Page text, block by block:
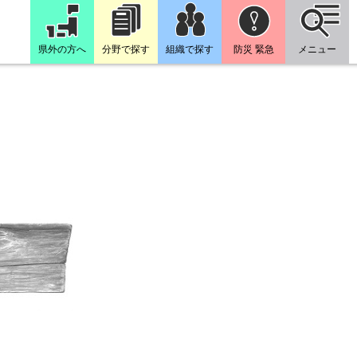
県外の方へ 分野で探す 組織で探す 防災 緊急 メニュー